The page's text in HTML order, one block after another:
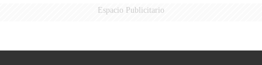
Espacio Publicitario